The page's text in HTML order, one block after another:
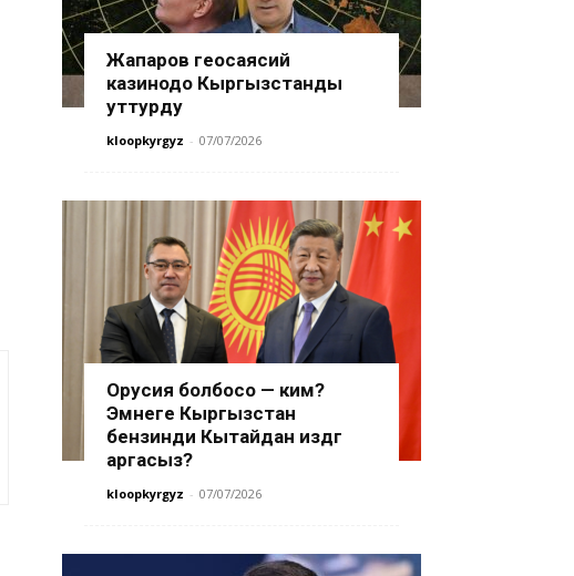
Жапаров геосаясий
казинодо Кыргызстанды
уттурду
kloopkyrgyz - 07/07/2026
Орусия болбосо — ким?
Эмнеге Кыргызстан
бензинди Кытайдан издөөгө
аргасыз?
kloopkyrgyz - 07/07/2026